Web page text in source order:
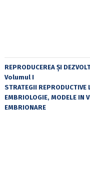
REPRODUCEREA ȘI
Volumul I
STRATEGII REPRODUCTIVE
EMBRIOLOGIE, MODELE IN
EMBRIONARE